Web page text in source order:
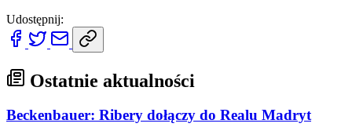
Udostępnij:
Ostatnie aktualności
Beckenbauer: Ribery dołączy do Realu Madryt